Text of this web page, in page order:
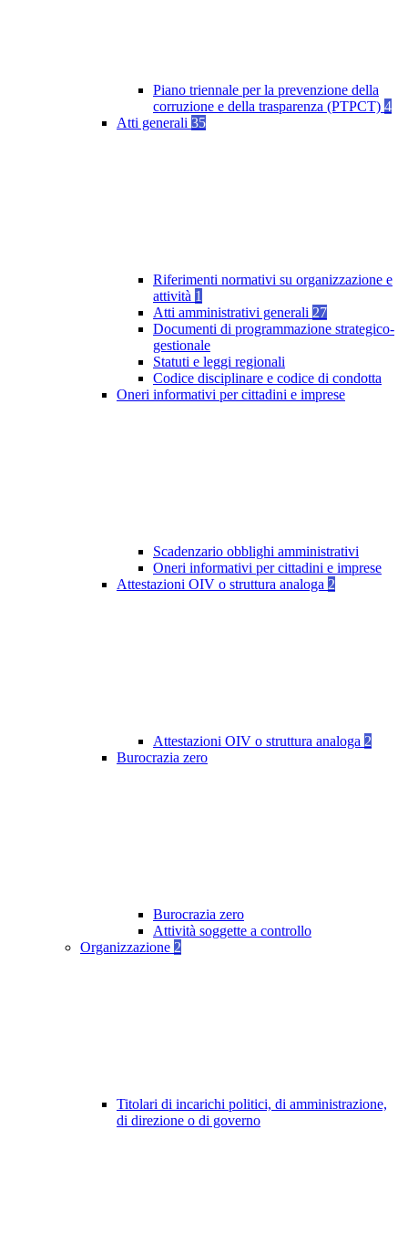
Piano triennale per la prevenzione della
corruzione e della trasparenza (PTPCT) 4
Atti generali 35
Riferimenti normativi su organizzazione e
attività 1
Atti amministrativi generali 27
Documenti di programmazione strategico-
gestionale
Statuti e leggi regionali
Codice disciplinare e codice di condotta
Oneri informativi per cittadini e imprese
Scadenzario obblighi amministrativi
Oneri informativi per cittadini e imprese
Attestazioni OIV o struttura analoga 2
Attestazioni OIV o struttura analoga 2
Burocrazia zero
Burocrazia zero
Attività soggette a controllo
Organizzazione 2
Titolari di incarichi politici, di amministrazione,
di direzione o di governo